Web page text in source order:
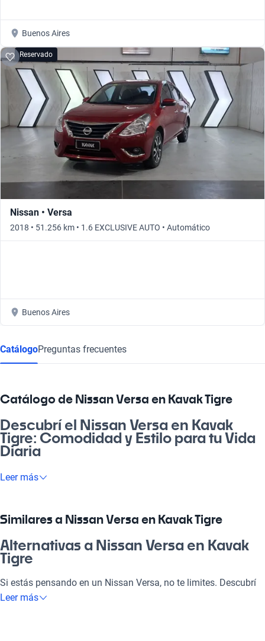
Buenos Aires
Reservado
Nissan • Versa
2018 • 51.256 km • 1.6 EXCLUSIVE AUTO • Automático
Buenos Aires
CatálogoPreguntas frecuentes
Catálogo de Nissan Versa en Kavak Tigre
Descubrí el Nissan Versa en Kavak
Tigre: Comodidad y Estilo para tu Vida
Diaria
¿Estás buscando un auto que combine estilo, eficiencia y
todas tus necesidades, ya sea para ir al laburo, salir con
amigos o disfrutar de un viaje familiar. Te conviene elegir el
Nissan Versa, una inversión inteligente en un mercado
competitivo.
¿Por qué elegir Nissan Versa en Kavak
Tigre?
Leer más
Similares a Nissan Versa en Kavak Tigre
Alternativas a Nissan Versa en Kavak
Tigre
Si estás pensando en un Nissan Versa, no te limites. Descubrí
otras opciones que pueden ofrecerte lo que necesitás y más.
Leer más